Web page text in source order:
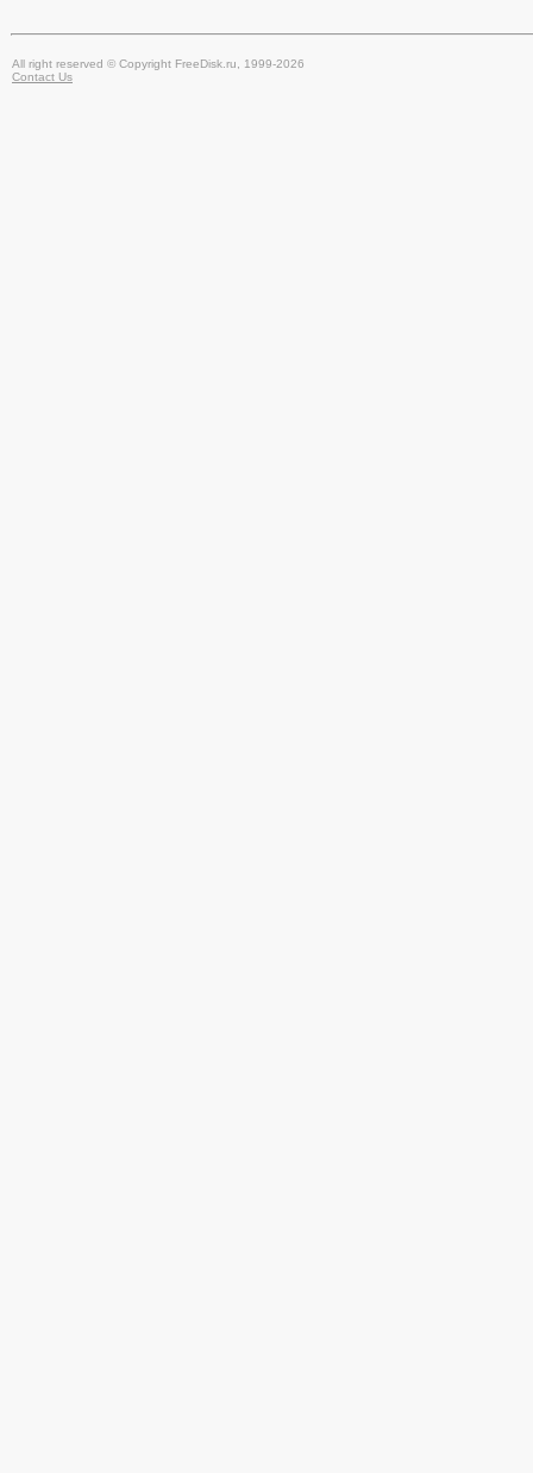
All right reserved © Copyright FreeDisk.ru, 1999-2026
Contact Us